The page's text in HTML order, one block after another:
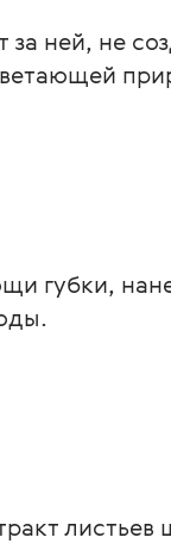
ней, не
губки,